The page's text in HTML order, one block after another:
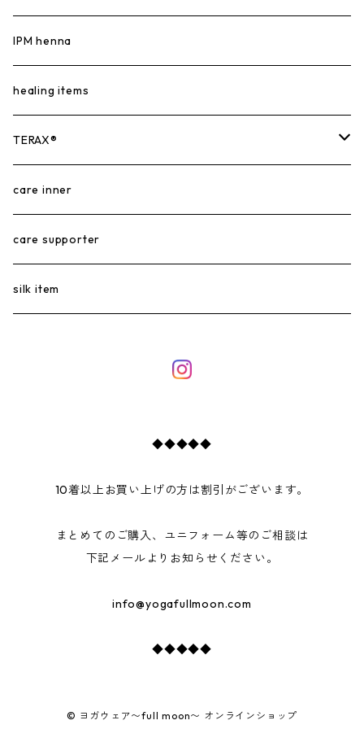
salon pants
IPM henna
healing items
TERAX®︎
TERAX HOT®︎
TERAX COOL®︎
care inner
care supporter
silk item
◆◆◆◆◆
10着以上お買い上げの方は割引がございます。
まとめてのご購入、ユニフォーム等のご相談は
下記メールよりお知らせください。
info@yogafullmoon.com
◆◆◆◆◆
© ヨガウェア〜full moon〜 オンラインショップ